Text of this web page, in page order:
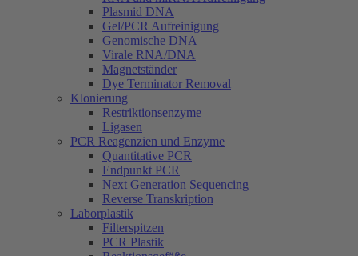
Plasmid DNA
Gel/PCR Aufreinigung
Genomische DNA
Virale RNA/DNA
Magnetständer
Dye Terminator Removal
Klonierung
Restriktionsenzyme
Ligasen
PCR Reagenzien und Enzyme
Quantitative PCR
Endpunkt PCR
Next Generation Sequencing
Reverse Transkription
Laborplastik
Filterspitzen
PCR Plastik